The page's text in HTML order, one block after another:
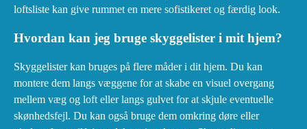
loftsliste kan give rummet en mere sofistikeret og færdig look.
Hvordan kan jeg bruge skyggelister i mit hjem?
Skyggelister kan bruges på flere måder i dit hjem. Du kan
montere dem langs væggene for at skabe en visuel overgang
mellem væg og loft eller langs gulvet for at skjule eventuelle
skønhedsfejl. Du kan også bruge dem omkring døre eller